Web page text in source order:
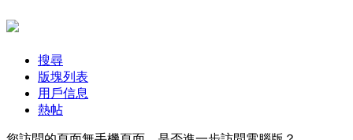
搜尋
版塊列表
用戶信息
熱帖